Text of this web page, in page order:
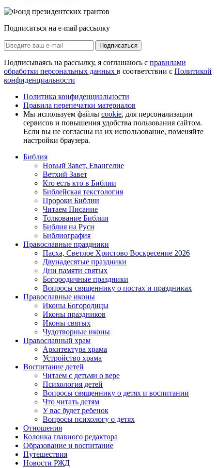
Подписаться на e-mail рассылку
Подписаться
Подписываясь на рассылку, я соглашаюсь с правилами
обработки персональных данных в соответствии с Политикой
конфиденциальности
Политика конфиденциальности
Правила перепечатки материалов
Мы используем файлы cookie, для персонализации
сервисов и повышения удобства пользования сайтом.
Если вы не согласны на их использование, поменяйте
настройки браузера.
Библия
Новый Завет, Евангелие
Ветхий Завет
Кто есть кто в Библии
Библейская текстология
Пророки Библии
Читаем Писание
Толкование Библии
Библия на Руси
Библиография
Православные праздники
Пасха, Светлое Христово Воскресение 2026
Двунадесятые праздники
Дни памяти святых
Богородичные праздники
Вопросы священнику о постах и праздниках
Православные иконы
Иконы Богородицы
Иконы праздников
Иконы святых
Чудотворные иконы
Православный храм
Архитектура храма
Устройство храма
Воспитание детей
Читаем с детьми о вере
Психология детей
Вопросы священнику о детях и воспитании
Что читать детям
У вас будет ребенок
Вопросы психологу о детях
Отношения
Колонка главного редактора
Образование и воспитание
Путешествия
Новости РЖД